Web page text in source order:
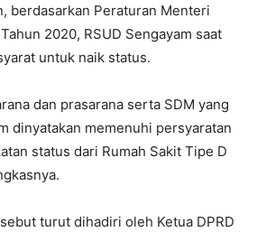
berdasarkan Peraturan Menteri
2020, RSUD Sengayam saat
untuk naik status.
dan prasarana serta SDM yang
dinyatakan memenuhi persyaratan
status dari Rumah Sakit Tipe D
turut dihadiri oleh Ketua DPRD